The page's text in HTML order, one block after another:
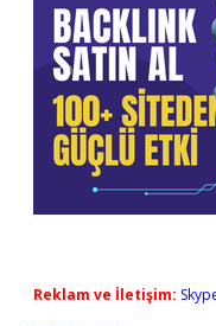
Reklam ve İletişim: